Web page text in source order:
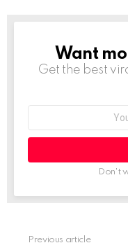
NEWSLETTER
Want
Get the best
Don't
Previous article